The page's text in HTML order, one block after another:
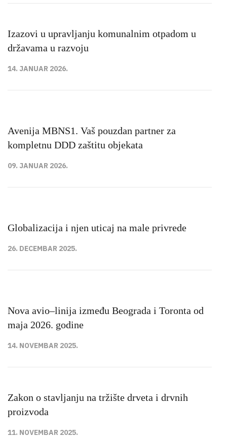
Izazovi u upravljanju komunalnim otpadom u
državama u razvoju
14. JANUAR 2026.
Avenija MBNS1. Vaš pouzdan partner za
kompletnu DDD zaštitu objekata
09. JANUAR 2026.
Globalizacija i njen uticaj na male privrede
26. DECEMBAR 2025.
Nova avio–linija između Beograda i Toronta od
maja 2026. godine
14. NOVEMBAR 2025.
Zakon o stavljanju na tržište drveta i drvnih
proizvoda
11. NOVEMBAR 2025.